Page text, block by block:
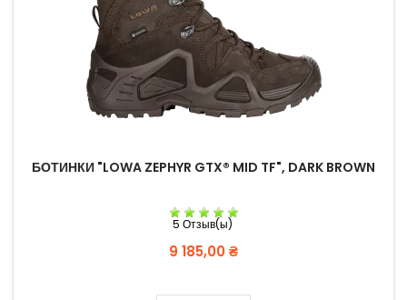
БОТИНКИ "LOWA ZEPHYR GTX® MID TF", DARK BROWN
5 Отзыв(ы)
Цена
9 185,00 ₴